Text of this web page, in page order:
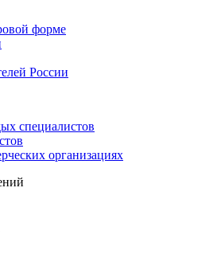
форме
России
специалистов
организациях